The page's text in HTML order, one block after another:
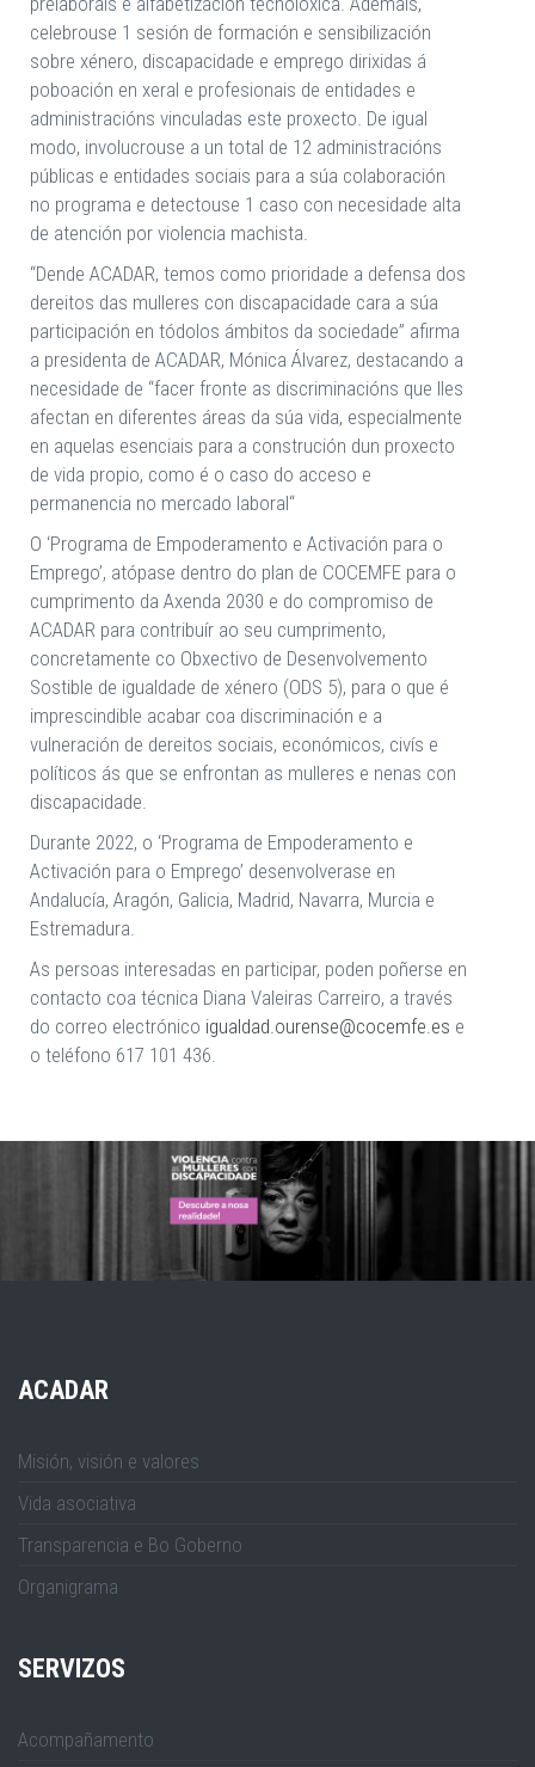
celebrouse 1 sesión de formación e sensibilización
sobre xénero, discapacidade e emprego dirixidas á
poboación en xeral e profesionais de entidades e
administracións vinculadas este proxecto. De igual
modo, involucrouse a un total de 12 administracións
públicas e entidades sociais para a súa colaboración
no programa e detectouse 1 caso con necesidade alta
de atención por violencia machista.
“Dende ACADAR, temos como prioridade a defensa dos
dereitos das mulleres con discapacidade cara a súa
participación en tódolos ámbitos da sociedade” afirma
a presidenta de ACADAR, Mónica Álvarez, destacando a
necesidade de “facer fronte as discriminacións que lles
afectan en diferentes áreas da súa vida, especialmente
en aquelas esenciais para a construción dun proxecto
de vida propio, como é o caso do acceso e
permanencia no mercado laboral“
O ‘Programa de Empoderamento e Activación para o
Emprego’, atópase dentro do plan de COCEMFE para o
cumprimento da Axenda 2030 e do compromiso de
ACADAR para contribuír ao seu cumprimento,
concretamente co Obxectivo de Desenvolvemento
Sostible de igualdade de xénero (ODS 5), para o que é
imprescindible acabar coa discriminación e a
vulneración de dereitos sociais, económicos, civís e
políticos ás que se enfrontan as mulleres e nenas con
discapacidade.
Durante 2022, o ‘Programa de Empoderamento e
Activación para o Emprego’ desenvolverase en
Andalucía, Aragón, Galicia, Madrid, Navarra, Murcia e
Estremadura.
As persoas interesadas en participar, poden poñerse en
contacto coa técnica Diana Valeiras Carreiro, a través
do correo electrónico igualdad.ourense@cocemfe.es e
o teléfono 617 101 436.
ACADAR
Misión, visión e valores
Vida asociativa
Transparencia e Bo Goberno
Organigrama
SERVIZOS
Acompañamento